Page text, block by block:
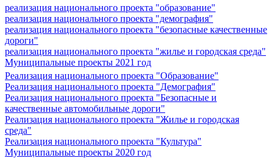
реализация национального проекта "образование"
реализация национального проекта "демография"
реализация национального проекта "безопасные качественные
дороги"
реализация национального проекта "жилье и городская среда"
Муниципальные проекты 2021 год
Реализация национального проекта "Образование"
Реализация национального проекта "Демография"
Реализация национального проекта "Безопасные и
качественные автомобильные дороги"
Реализация национального проекта "Жилье и городская
среда"
Реализация национального проекта "Культура"
Муниципальные проекты 2020 год